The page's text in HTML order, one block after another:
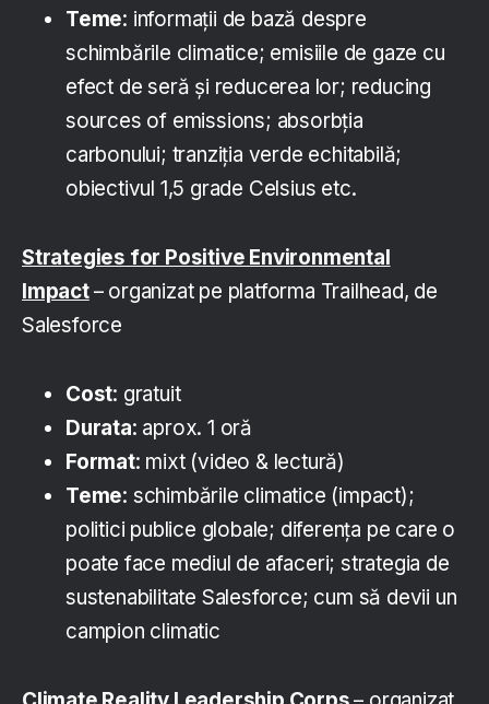
Teme: informații de bază despre
schimbările climatice; emisiile de gaze cu
efect de seră și reducerea lor; reducing
sources of emissions; absorbția
carbonului; tranziția verde echitabilă;
obiectivul 1,5 grade Celsius etc.
Strategies for Positive Environmental
Impact– organizat pe platforma Trailhead, de
Salesforce
Cost: gratuit
Durata: aprox. 1 oră
Format: mixt (video & lectură)
Teme: schimbările climatice (impact);
politici publice globale; diferența pe care o
poate face mediul de afaceri; strategia de
sustenabilitate Salesforce; cum să devii un
campion climatic